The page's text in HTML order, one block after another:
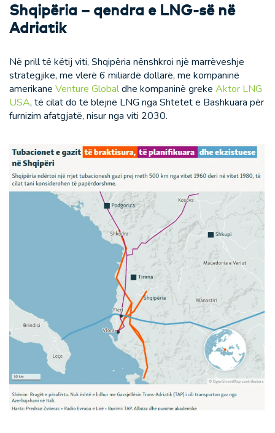
Shqipëria – qendra e LNG-së në
Adriatik
Në prill të këtij viti, Shqipëria nënshkroi një marrëveshje
strategjike, me vlerë 6 miliardë dollarë, me kompaninë
amerikane Venture Globaldhe kompaninë greke Aktor LNG
USA, të cilat do të blejnë LNG nga Shtetet e Bashkuara për
furnizim afatgjatë, nisur nga viti 2030.